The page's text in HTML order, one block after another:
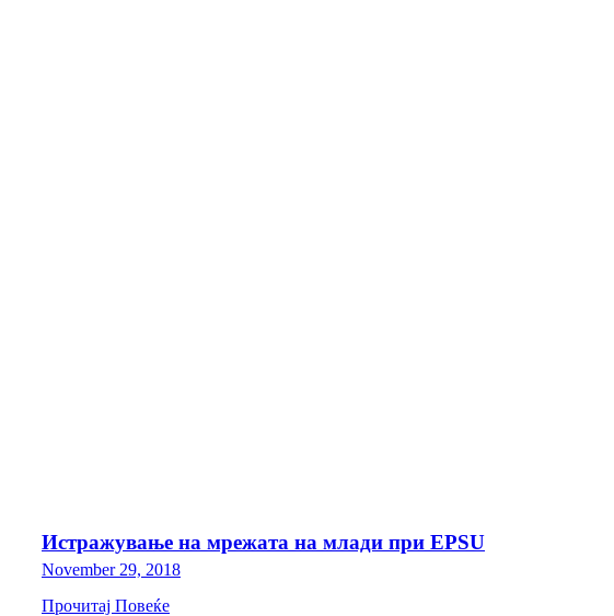
Истражување на мрежата на млади при EPSU
November 29, 2018
Прочитај Повеќе